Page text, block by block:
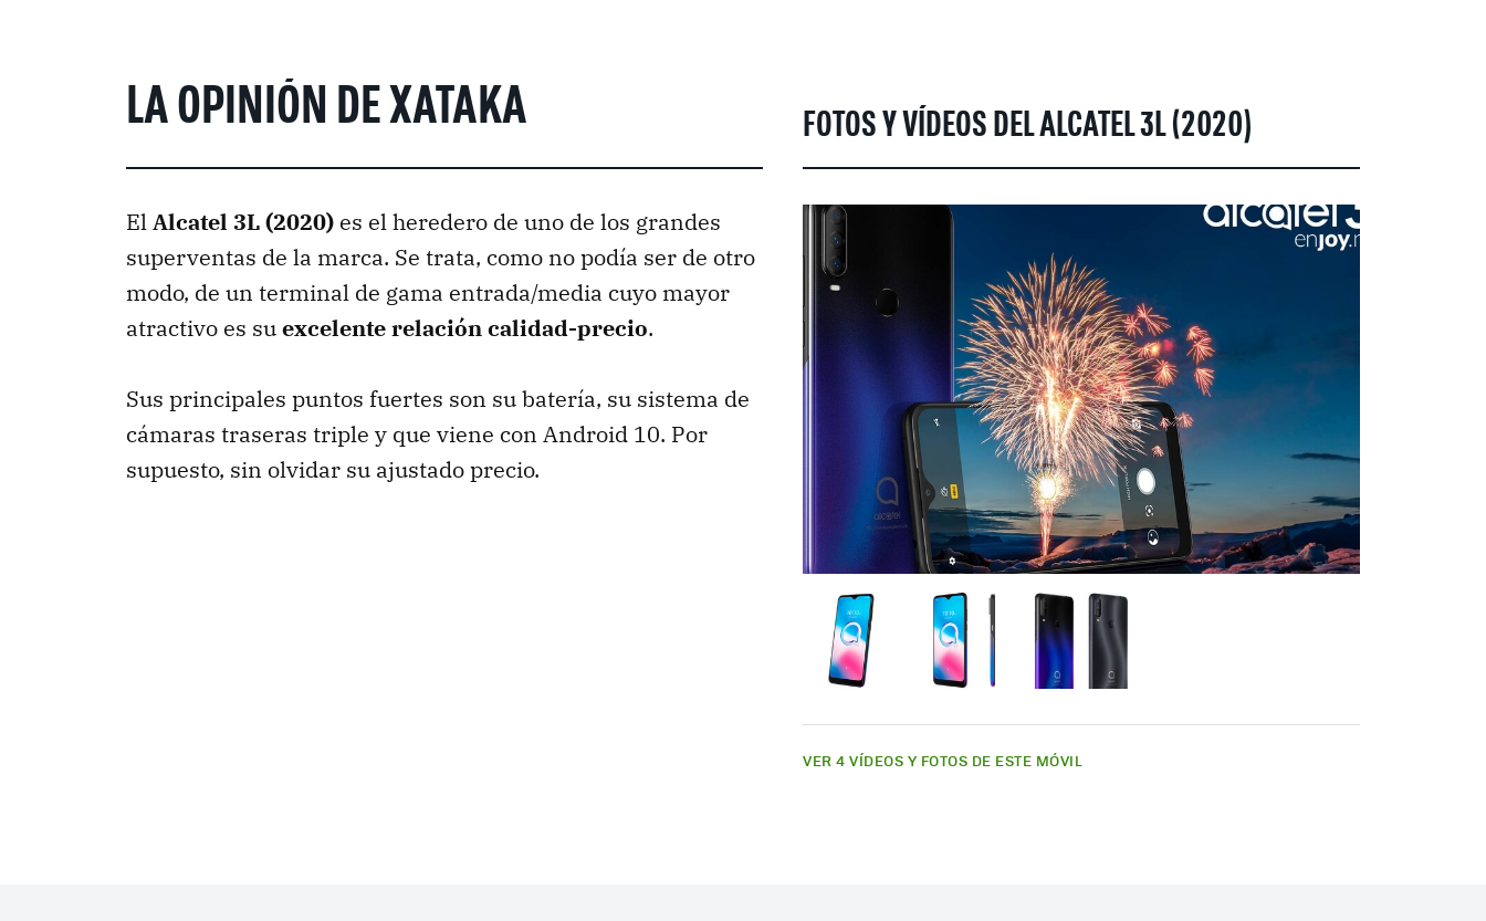
LA OPINIÓN DE XATAKA
ElAlcatel 3L (2020) es el heredero de uno de los grandes
superventas de la marca. Se trata, como no podía ser de otro
modo, de un terminal de gama entrada/media cuyo mayor
atractivo es suexcelente relación calidad-precio.
Sus principales puntos fuertes son su batería, su sistema de
cámaras traseras triple y que viene con Android 10. Por
supuesto, sin olvidar su ajustado precio.
FOTOS Y VÍDEOS DEL ALCATEL 3L (2020)
VER 4 VÍDEOS Y FOTOS DE ESTE MÓVIL